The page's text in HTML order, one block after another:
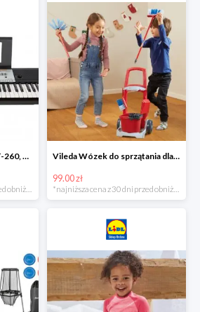
YAMAHA Keyboard YPT-260, 61 klawiszy
*najniższa cena z 30 dni przed obniżką
Vileda Wózek do sprzątania dla dzieci
99.00 zł
*najniższa cena z 30 dni przed obniżką